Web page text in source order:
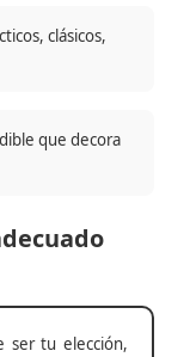
clásicos,
que decora
ser tu elección,